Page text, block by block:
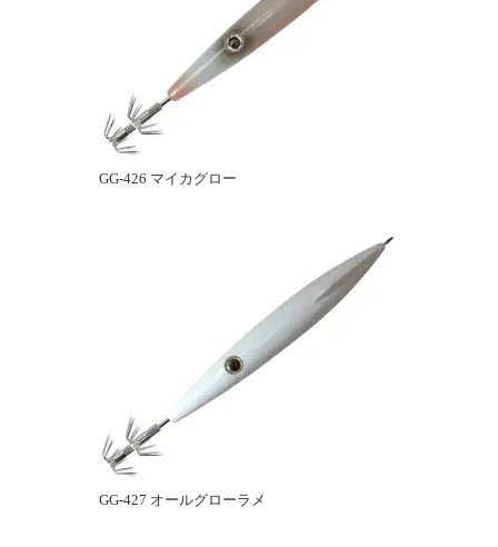
GG-426 マイカグロー
GG-427 オールグローラメ